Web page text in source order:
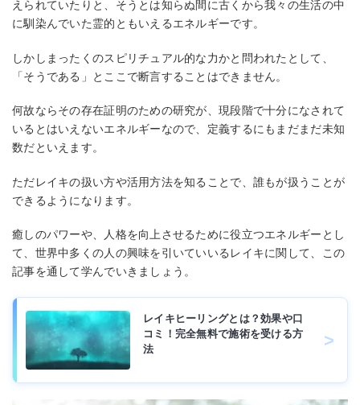
えられていたりと、そうとは知らぬ間に古くから我々の生活の中
に馴染んでいた霊的ともいえるエネルギーです。
しかしまったくのスピリチュアル的な力かと問われたとして、
「そうである」とここで断言することはできません。
何故ならその存在証明のための研究が、現段階で十分になされて
いるとはいえないエネルギーなので、定義するにもまだまだ未知
数だといえます。
ただレイキの扱い方や活用方法を知ることで、誰もが扱うことが
できるようになります。
癒しのパワーや、人格を向上させるために役立つエネルギーとし
て、世界中多くの人の興味を引いていいるレイキに関して、この
記事を通して学んでいきましょう。
レイキヒーリングとは？効果や口
コミ！完全無料で施術を受ける方
法